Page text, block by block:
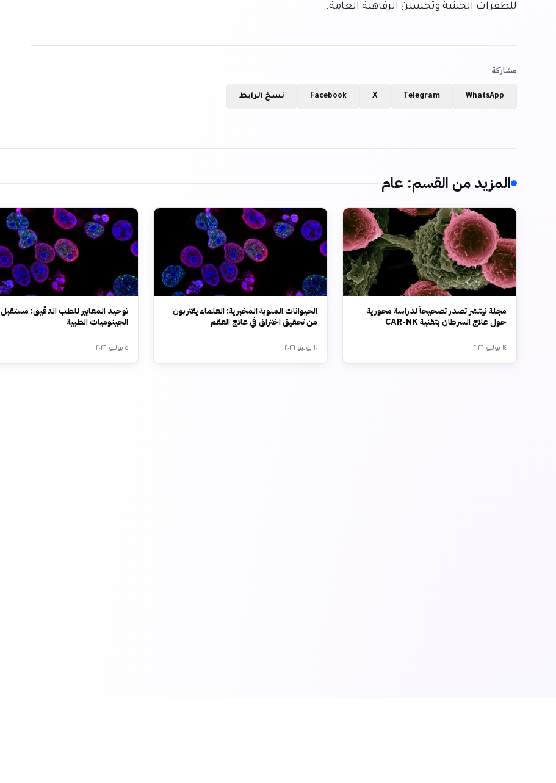
للطفرات الجينية وتحسين الرفاهية العامة.
مشاركة
WhatsApp
Telegram
X
Facebook نسخ الرابط
المزيد من القسم: عام
مجلة نيتشر تصدر تصحيحاً لدراسة محورية
حول علاج السرطان بتقنية CAR-NK
١٤ يوليو ٢٠٢٦
الحيوانات المنوية المخبرية: العلماء يقتربون
من تحقيق اختراق في علاج العقم
١٠ يوليو ٢٠٢٦
توحيد المعايير للطب الدقيق: مستقبل
الجينوميات الطبية
٥ يوليو ٢٠٢٦